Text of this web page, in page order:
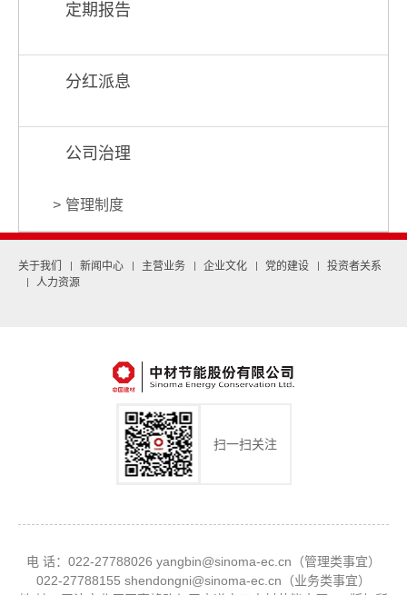
定期报告
分红派息
公司治理
管理制度
关于我们 新闻中心 主营业务 企业文化 党的建设
投资者关系
人力资源
扫一扫关注
电 话：022-27788026 yangbin@sinoma-ec.cn（管理类事宜）
022-27788155 shendongni@sinoma-ec.cn（业务类事宜）